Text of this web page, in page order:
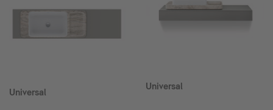
Universal
Universal